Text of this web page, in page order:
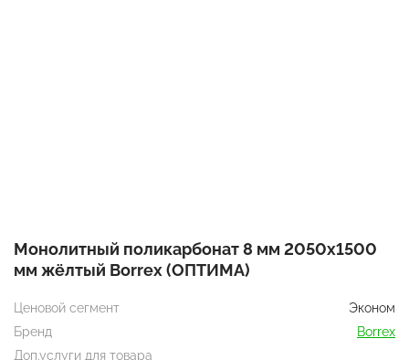
Монолитный поликарбонат 8 мм 2050х1500
мм жёлтый Borrex (ОПТИМА)
Ценовой сегмент
Эконом
Бренд
Borrex
Доп.услуги для товара